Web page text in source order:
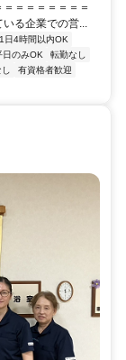
＝＝＝＝＝＝＝
いる企業での営...
1日4時間以内OK
日のみOK
転勤なし
有資格者歓迎